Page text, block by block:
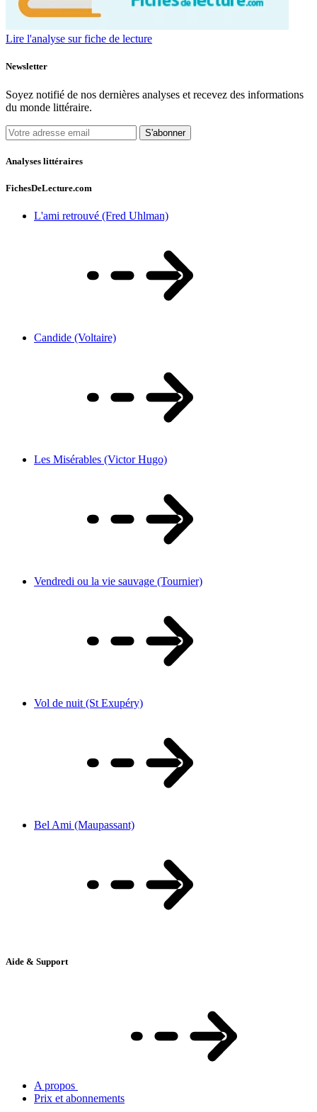
Lire l'analyse sur fiche de lecture
Newsletter
Soyez notifié de nos dernières analyses et recevez des informations
du monde littéraire.
S'abonner
Analyses littéraires
FichesDeLecture.com
L'ami retrouvé (Fred Uhlman)
Candide (Voltaire)
Les Misérables (Victor Hugo)
Vendredi ou la vie sauvage (Tournier)
Vol de nuit (St Exupéry)
Bel Ami (Maupassant)
Aide & Support
A propos
Prix et abonnements